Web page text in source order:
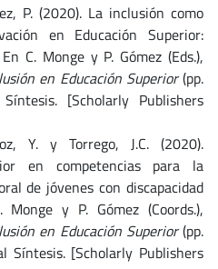
P. (2020). La inclusión como
en Educación Superior:
C. Monge y P. Gómez (Eds.),
en Educación Superior(pp.
[Scholarly Publishers
Y. y Torrego, J.C. (2020).
en competencias para la
de jóvenes con discapacidad
y P. Gómez (Coords.),
en Educación Superior(pp.
Síntesis. [Scholarly Publishers